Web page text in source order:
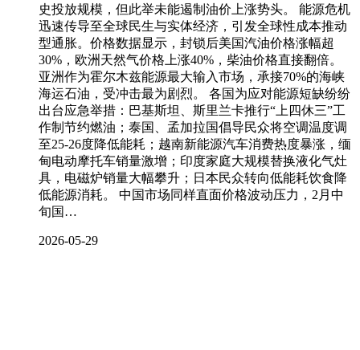
史投放规模，但此举未能遏制油价上涨势头。 能源危机
迅速传导至全球民生与实体经济，引发全球性成本推动
型通胀。价格数据显示，封锁后美国汽油价格涨幅超
30%，欧洲天然气价格上涨40%，柴油价格直接翻倍。
亚洲作为霍尔木兹能源最大输入市场，承接70%的海峡
海运石油，受冲击最为剧烈。 各国为应对能源短缺纷纷
出台应急举措：巴基斯坦、斯里兰卡推行“上四休三”工
作制节约燃油；泰国、孟加拉国倡导民众将空调温度调
至25-26度降低能耗；越南新能源汽车消费热度暴涨，缅
甸电动摩托车销量激增；印度家庭大规模替换液化气灶
具，电磁炉销量大幅攀升；日本民众转向低能耗饮食降
低能源消耗。 中国市场同样直面价格波动压力，2月中
旬国…
2026-05-29